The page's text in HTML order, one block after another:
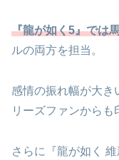
『龍が如く5』では
ルの両方を担当。
感情の振れ幅が大き
リーズファンからも
さらに『龍が如く